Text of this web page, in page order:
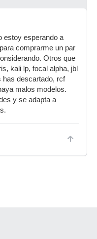
estoy esperando a
comprarme un par
Otros que
kali lp, focal alpha, jbl
has descartado, rcf
malos modelos.
y se adapta a